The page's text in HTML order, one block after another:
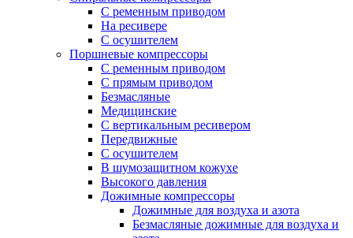
С ременным приводом
На ресивере
С осушителем
Поршневые компрессоры
С ременным приводом
С прямым приводом
Безмасляные
Медицинские
С вертикальным ресивером
Передвижные
С осушителем
В шумозащитном кожухе
Высокого давления
Дожимные компрессоры
Дожимные для воздуха и азота
Безмасляные дожимные для воздуха и